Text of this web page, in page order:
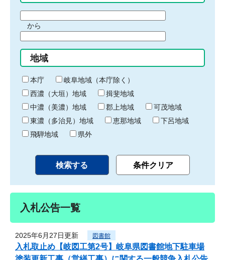
間
始
り
から
間
終
わ
り
地域
本庁
岐阜地域（本庁除く）
西濃（大垣）地域
揖斐地域
中濃（美濃）地域
郡上地域
可茂地域
東濃（多治見）地域
恵那地域
下呂地域
飛騨地域
県外
入札公告一覧
2025年6月27日更新 図書館
入札取止め【岐図工第2号】岐阜県図書館地下駐車場